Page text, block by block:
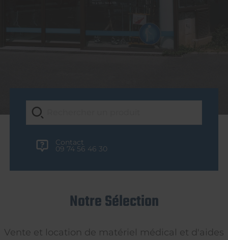
Contact
09 74 56 46 30
Notre Sélection
Vente et location de matériel médical et d'aides